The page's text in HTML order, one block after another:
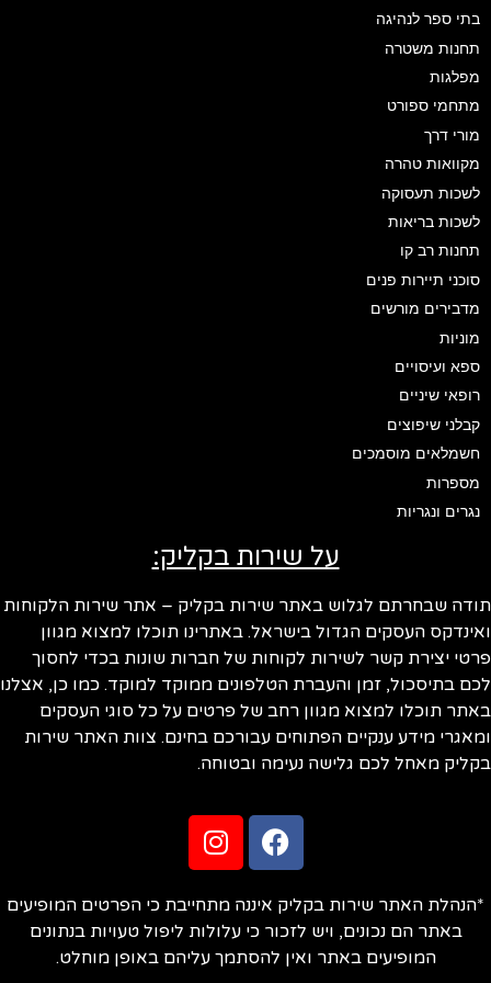
בתי ספר לנהיגה
תחנות משטרה
מפלגות
מתחמי ספורט
מורי דרך
מקוואות טהרה
לשכות תעסוקה
לשכות בריאות
תחנות רב קו
סוכני תיירות פנים
מדבירים מורשים
מוניות
ספא ועיסויים
רופאי שיניים
קבלני שיפוצים
חשמלאים מוסמכים
מספרות
נגרים ונגריות
על שירות בקליק:
שבחרתם לגלוש באתר שירות בקליק – אתר שירות הלקוחות
העסקים הגדול בישראל. באתרינו תוכלו למצוא מגוון
יצירת קשר לשירות לקוחות של חברות שונות בכדי לחסוך
בתיסכול, זמן והעברת הטלפונים ממוקד למוקד. כמו כן, אצלנו
תוכלו למצוא מגוון רחב של פרטים על כל סוגי העסקים
מידע ענקיים הפתוחים עבורכם בחינם. צוות האתר שירות
מאחל לכם גלישה נעימה ובטוחה.
האתר שירות בקליק איננה מתחייבת כי הפרטים המופיעים
באתר הם נכונים, ויש לזכור כי עלולות ליפול טעויות בנתונים
המופיעים באתר ואין להסתמך עליהם באופן מוחלט.